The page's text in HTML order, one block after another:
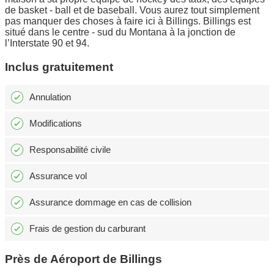
de basket - ball et de baseball. Vous aurez tout simplement
pas manquer des choses à faire ici à Billings. Billings est
situé dans le centre - sud du Montana à la jonction de
l’Interstate 90 et 94.
Inclus gratuitement
Annulation
Modifications
Responsabilité civile
Assurance vol
Assurance dommage en cas de collision
Frais de gestion du carburant
Près de Aéroport de Billings